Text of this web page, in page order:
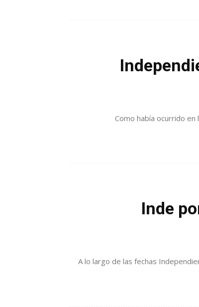
Como había ocurrido
Inde
A lo largo de las fechas